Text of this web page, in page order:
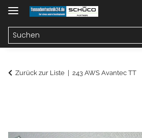
Zurück zur Liste 243 AWS Avantec TT